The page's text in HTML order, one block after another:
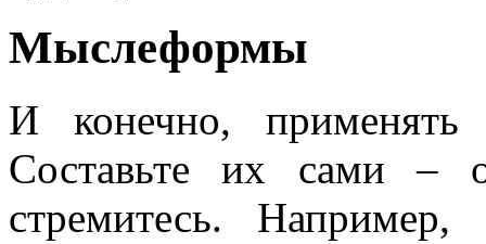
Мыслеформы
И конечно,
Составьте их сами
стремитесь.